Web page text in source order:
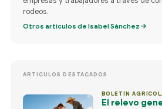
rodeos.
Otros artículos de Isabel Sánchez →
ARTÍCULOS DESTACADOS
BOLETÍN
El relevo